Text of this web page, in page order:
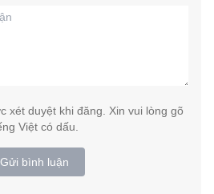
xét duyệt khi đăng. Xin vui lòng gõ
Việt có dấu.
Gửi bình luận